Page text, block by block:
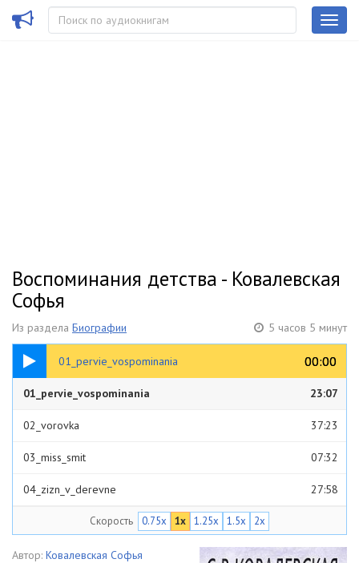
Воспоминания детства - Ковалевская
Софья
Из раздела Биографии 5 часов 5 минут
01_pervie_vospominania 00:00
00:00
23:07
01_pervie_vospominania 23:07
02_vorovka 37:23
03_miss_smit 07:32
04_zizn_v_derevne 27:58
05 - moi_dada_petr_vasilevits
06 -dada_fedor_fedorovts_subert 17:39
Скорость 0.75x 1x 1.25x 1.5x 2x
Автор: Ковалевская Софья